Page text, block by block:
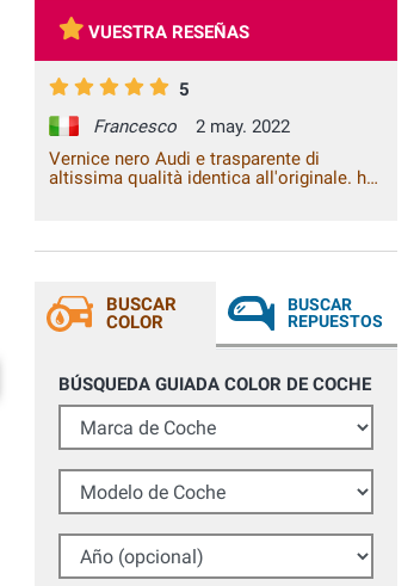
VUESTRA RESEÑAS
5
Francesco
2 may. 2022
Vernice nero Audi e trasparente di
altissima qualità identica all'originale. ho
asciugatura brevi, nessuna colatura lo
pezzo al lavaggio sia con idropulitrice sia
al lavaggio con spazzole, 0 problemi dopo
diversi mesi. Consigliatissimo
BUSCAR
COLOR
BUSCAR
REPUESTOS
BÚSQUEDA GUIADA COLOR DE COCHE
Marca de Coche
Modelo de Coche
Año (opcional)